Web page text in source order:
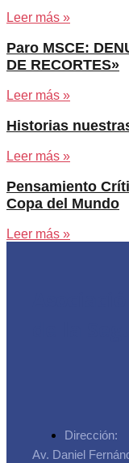
Leer más »
Paro MSCE:
DE RECORTES»
Leer más »
Historias
Leer más »
Pensamiento
Copa del Mundo
Leer más »
Dirección:
Av. Daniel